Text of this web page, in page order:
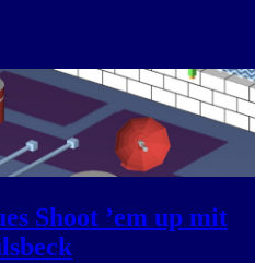
Shoot ’em up mit